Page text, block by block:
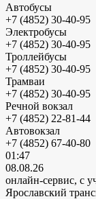
Автобусы
+7 (4852) 30-40-95
Электробусы
+7 (4852) 30-40-95
Троллейбусы
+7 (4852) 30-40-95
Трамваи
+7 (4852) 30-40-95
Речной вокзал
+7 (4852) 22-81-44
Автовокзал
+7 (4852) 67-40-80
01:47
08.08.26
онлайн-сервис, с
Ярославский